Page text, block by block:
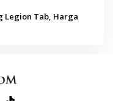
Legion Tab, Harga